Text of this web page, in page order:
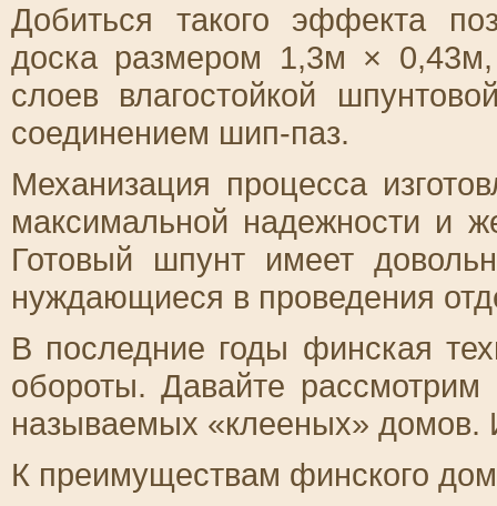
Добиться такого эффекта
доска размером 1,3м × 0,43м,
слоев влагостойкой
соединением шип-паз.
Механизация процесса
максимальной надежности и
Готовый шпунт имеет
нуждающиеся в проведения
В последние годы финская
обороты. Давайте рассмотрим
называемых «клееных» домов.
К преимуществам финского